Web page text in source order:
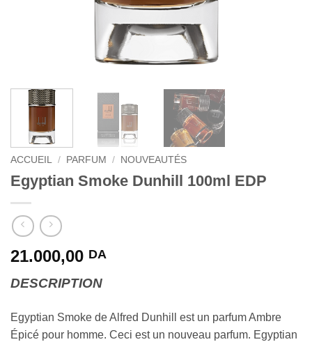
ACCUEIL / PARFUM / NOUVEAUTÉS
Egyptian Smoke Dunhill 100ml EDP
21.000,00 DA
DESCRIPTION
Egyptian Smoke de Alfred Dunhill est un parfum Ambre
Épicé pour homme. Ceci est un nouveau parfum. Egyptian